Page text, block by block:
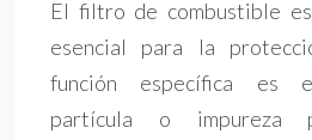
El filtro de combustible
esencial para la
función específica es
partícula o impureza